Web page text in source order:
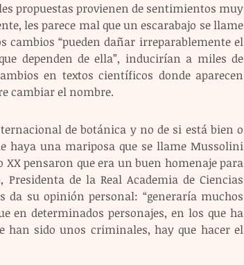
propuestas provienen de sentimientos muy
les parece mal que un escarabajo se llame
“pueden dañar irreparablemente el
dependen de ella”, inducirían a miles de
en textos científicos donde aparecen
cambiar el nombre.
de botánica y no de si está bien o
haya una mariposa que se llame Mussolini
XX pensaron que era un buen homenaje para
de la Real Academia de Ciencias
da su opinión personal: “generaría muchos
en determinados personajes, en los que ha
han sido unos criminales, hay que hacer el